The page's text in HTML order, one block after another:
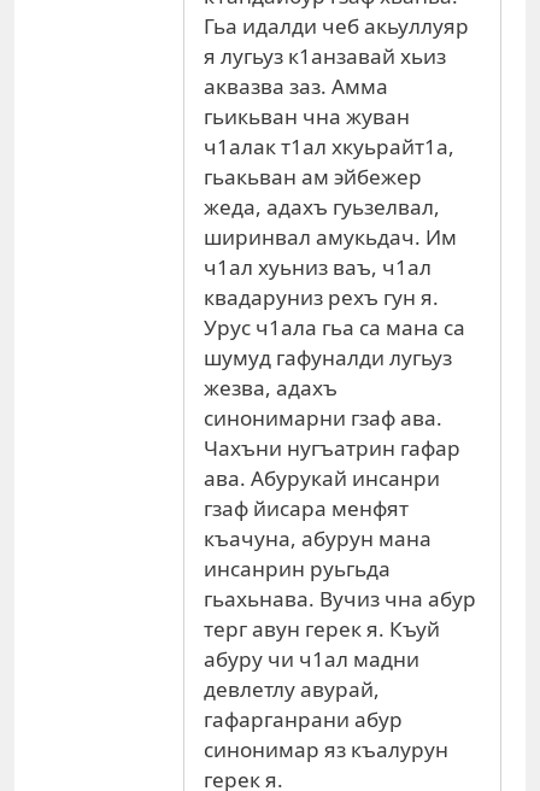
Гьа идалди чеб акьуллуяр
я лугьуз к1анзавай хьиз
аквазва заз. Амма
гьикьван чна жуван
ч1алак т1ал хкуьрайт1а,
гьакьван ам эйбежер
жеда, адахъ гуьзелвал,
ширинвал амукьдач. Им
ч1ал хуьниз ваъ, ч1ал
квадаруниз рехъ гун я.
Урус ч1ала гьа са мана са
шумуд гафуналди лугьуз
жезва, адахъ
синонимарни гзаф ава.
Чахъни нугъатрин гафар
ава. Абурукай инсанри
гзаф йисара менфят
къачуна, абурун мана
инсанрин руьгьда
гьахьнава. Вучиз чна абур
терг авун герек я. Къуй
абуру чи ч1ал мадни
девлетлу авурай,
гафарганрани абур
синонимар яз къалурун
герек я.